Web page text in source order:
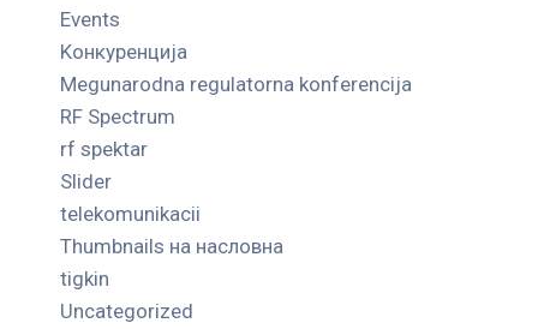
Events
Kонкуренција
Megunarodna regulatorna konferencija
RF Spectrum
rf spektar
Slider
telekomunikacii
Thumbnails на насловна
tigkin
Uncategorized